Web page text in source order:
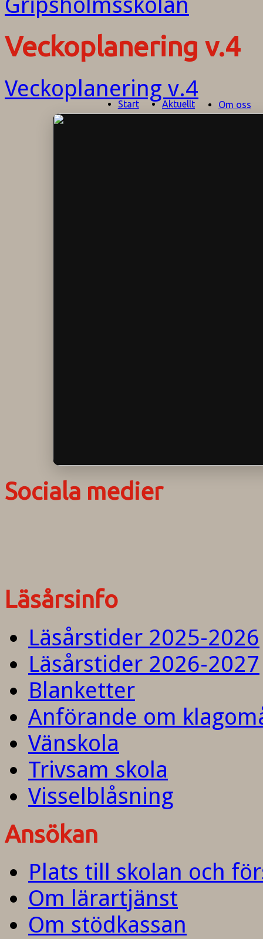
Start Aktuellt Om oss
Veckoplanering v.4
Veckoplanering v.4
Sociala medier
Läsårsinfo
Läsårstider 2025-2026
Läsårstider 2026-2027
Blanketter
Anförande om
Vänskola
Trivsam skola
Visselblåsning
Ansökan
Plats till skolan och
Om lärartjänst
Om stödkassan